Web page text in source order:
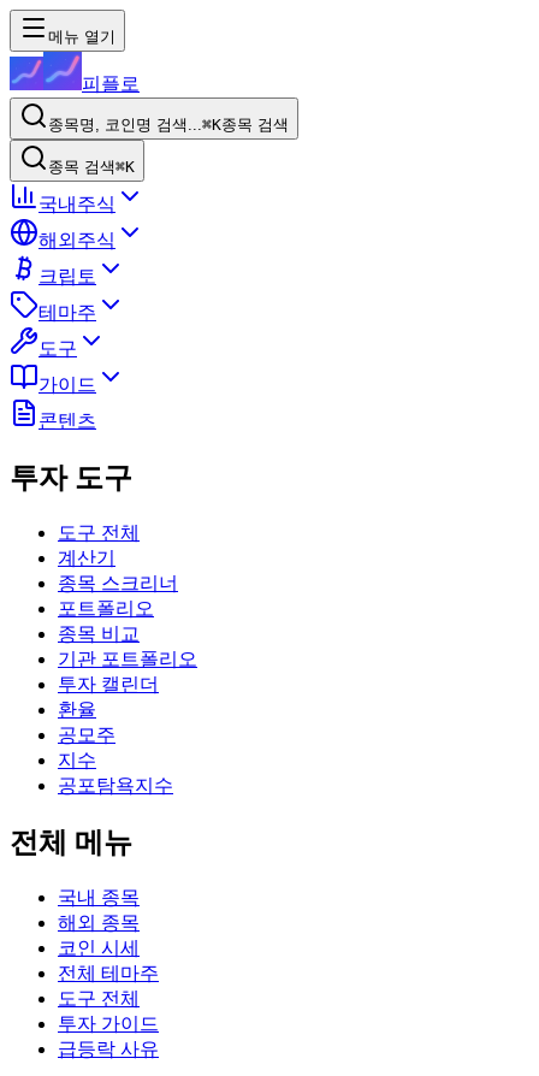
메뉴 열기
피플로
종목명, 코인명 검색...⌘K종목 검색
종목 검색⌘K
국내주식
해외주식
크립토
테마주
도구
가이드
콘텐츠
투자 도구
도구 전체
계산기
종목 스크리너
포트폴리오
종목 비교
기관 포트폴리오
투자 캘린더
환율
공모주
지수
공포탐욕지수
전체 메뉴
국내 종목
해외 종목
코인 시세
전체 테마주
도구 전체
투자 가이드
급등락 사유